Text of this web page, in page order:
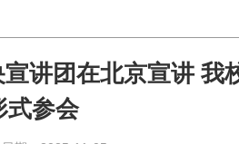
讲团在北京宣讲 我
式参会